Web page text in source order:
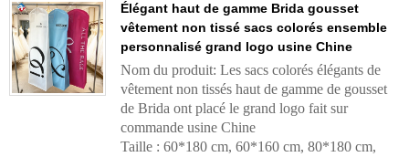
Élégant haut de gamme Brida gousset
vêtement non tissé sacs colorés ensemble
personnalisé grand logo usine Chine
Nom du produit: Les sacs colorés élégants de
vêtement non tissés haut de gamme de gousset
de Brida ont placé le grand logo fait sur
commande usine Chine
Taille : 60*180 cm, 60*160 cm, 80*180 cm,